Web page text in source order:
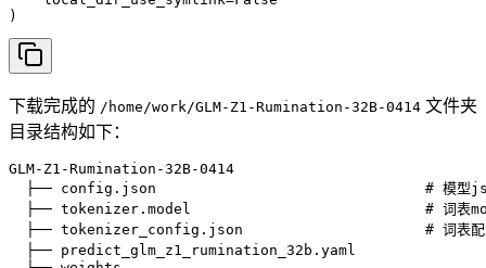
)
下载完成的 /home/work/GLM-Z1-Rumination-32B-0414 文件夹
目录结构如下：
GLM-Z1-Rumination-32B-0414
├── config.json                               # 模型
├── tokenizer.model                           # 词表
├── tokenizer_config.json                     # 词表配
├── predict_glm_z1_rumination_32b.yaml